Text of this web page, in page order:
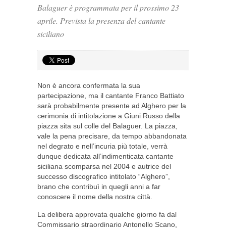
Balaguer è programmata per il prossimo 23
aprile. Prevista la presenza del cantante
siciliano
Non è ancora confermata la sua
partecipazione, ma il cantante Franco Battiato
sarà probabilmente presente ad Alghero per la
cerimonia di intitolazione a Giuni Russo della
piazza sita sul colle del Balaguer. La piazza,
vale la pena precisare, da tempo abbandonata
nel degrato e nell’incuria più totale, verrà
dunque dedicata all’indimenticata cantante
siciliana scomparsa nel 2004 e autrice del
successo discografico intitolato “Alghero”,
brano che contribuì in quegli anni a far
conoscere il nome della nostra città.
La delibera approvata qualche giorno fa dal
Commissario straordinario Antonello Scano,